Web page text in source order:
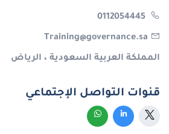
Training@governance.sa
المملكة العربية السعودية ، الرياض
قنوات التواصل الإجتماعي